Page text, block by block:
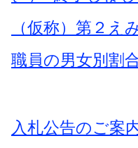
（仮称）第２
職員の男女別割
入札公告のご案